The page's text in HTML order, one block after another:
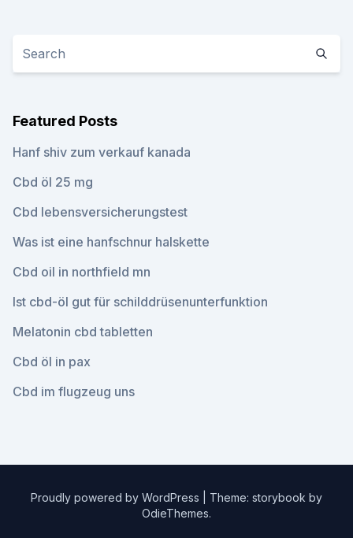
Featured Posts
Hanf shiv zum verkauf kanada
Cbd öl 25 mg
Cbd lebensversicherungstest
Was ist eine hanfschnur halskette
Cbd oil in northfield mn
Ist cbd-öl gut für schilddrüsenunterfunktion
Melatonin cbd tabletten
Cbd öl in pax
Cbd im flugzeug uns
Proudly powered by WordPress
Theme: storybook by
OdieThemes.